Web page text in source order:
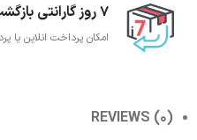
7 روز گارانتی بازگشت وجه
امکان پرداخت انلاین
REVIEWS (0)